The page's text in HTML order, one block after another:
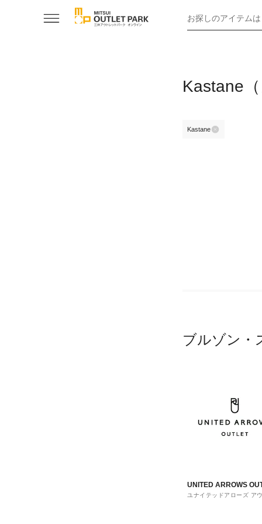
お探しのアイテム
Kastane
Kastane
ブルゾン・
UNITED ARROWS
ユナイテッドアローズ ア